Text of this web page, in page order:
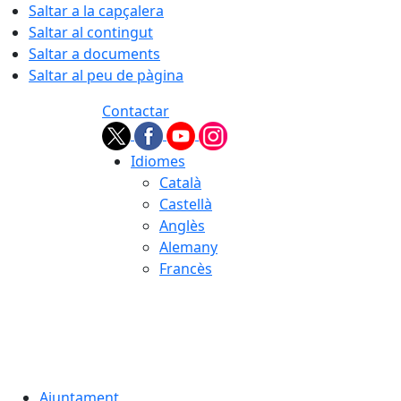
Saltar a la capçalera
Saltar al contingut
Saltar a documents
Saltar al peu de pàgina
Contactar
Idiomes
Català
Castellà
Anglès
Alemany
Francès